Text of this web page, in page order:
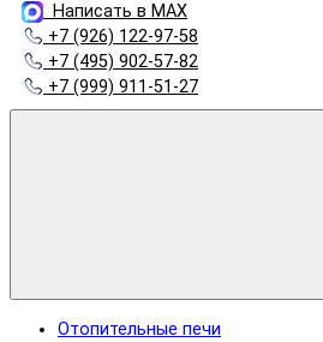
Написать в MAX
+7 (926) 122-97-58
+7 (495) 902-57-82
+7 (999) 911-51-27
Отопительные печи